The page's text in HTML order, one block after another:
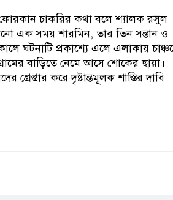
চাকরির কথা বলে শ্যালক রসুল
এক সময় শারমিন, তার তিন সন্তান ও
ঘটনাটি প্রকাশ্যে এলে এলাকায়
বাড়িতে নেমে আসে শোকের ছায়া।
গ্রেপ্তার করে দৃষ্টান্তমূলক শাস্তির দাবি